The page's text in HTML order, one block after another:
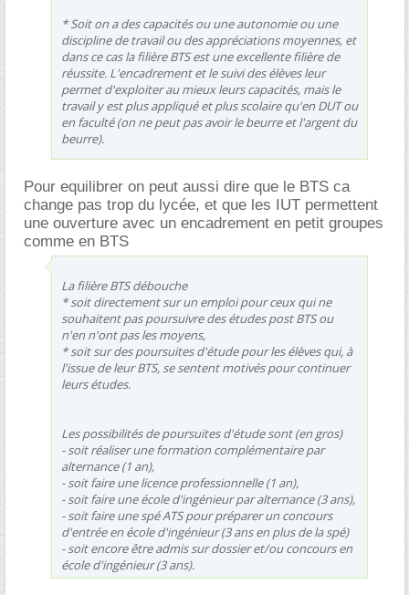
* Soit on a des capacités ou une autonomie ou une
discipline de travail ou des appréciations moyennes, et
dans ce cas la filière BTS est une excellente filière de
réussite. L'encadrement et le suivi des élèves leur
permet d'exploiter au mieux leurs capacités, mais le
travail y est plus appliqué et plus scolaire qu'en DUT ou
en faculté (on ne peut pas avoir le beurre et l'argent du
beurre).
Pour equilibrer on peut aussi dire que le BTS ca
change pas trop du lycée, et que les IUT permettent
une ouverture avec un encadrement en petit groupes
comme en BTS
La filière BTS débouche
* soit directement sur un emploi pour ceux qui ne
souhaitent pas poursuivre des études post BTS ou
n'en n'ont pas les moyens,
* soit sur des poursuites d'étude pour les élèves qui, à
l'issue de leur BTS, se sentent motivés pour continuer
leurs études.
Les possibilités de poursuites d'étude sont (en gros)
- soit réaliser une formation complémentaire par
alternance (1 an),
- soit faire une licence professionnelle (1 an),
- soit faire une école d'ingénieur par alternance (3 ans),
- soit faire une spé ATS pour préparer un concours
d'entrée en école d'ingénieur (3 ans en plus de la spé)
- soit encore être admis sur dossier et/ou concours en
école d'ingénieur (3 ans).